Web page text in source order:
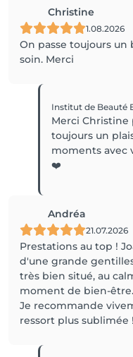
Christine
1.08.2026
On passe toujours
soin. Merci
Institut de Beauté
Merci Christine
toujours un
moments avec
❤️
Andréa
21.07.2026
Prestations au top !
d'une grande
très bien situé, au
moment de bien-être.
Je recommande
ressort plus sublimée !